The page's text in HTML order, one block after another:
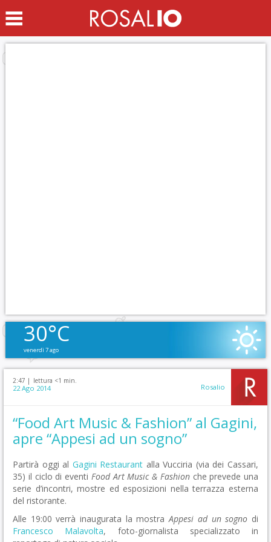
30°C
venerdì 7 ago
2:47 | lettura <1 min.
22 Ago 2014 Rosalio
“Food Art Music & Fashion” al Gagini,
apre “Appesi ad un sogno”
Partirà oggi al Gagini Restaurant alla Vucciria (via dei Cassari,
35) il ciclo di eventi Food Art Music & Fashionche prevede una
serie d’incontri, mostre ed esposizioni nella terrazza esterna
del ristorante.
Alle 19:00 verrà inaugurata la mostraAppesi ad un sogno di
Francesco Malavolta, foto-giornalista specializzato in